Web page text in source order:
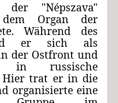
der "Népszava"
dem Organ der
Während des
er sich als
der Ostfront und
in russische
Hier trat er in die
organisierte eine